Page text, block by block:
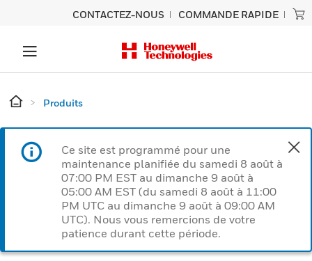
CONTACTEZ-NOUS COMMANDE RAPIDE
Produits
Ce site est programmé pour une
maintenance planifiée du samedi 8 août à
07:00 PM EST au dimanche 9 août à
05:00 AM EST (du samedi 8 août à 11:00
PM UTC au dimanche 9 août à 09:00 AM
UTC). Nous vous remercions de votre
patience durant cette période.